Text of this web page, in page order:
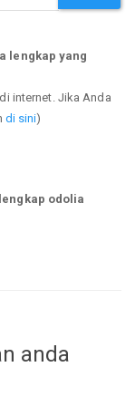
lengkap yang
internet. Jika Anda
di sini)
odolia
anda